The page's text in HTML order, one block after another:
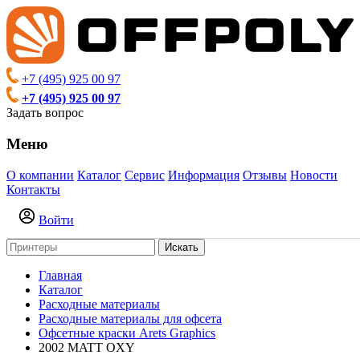
+7 (495) 925 00 97
+7 (495) 925 00 97
Задать вопрос
Меню
О компании Каталог Сервис Информация Отзывы Новости
Контакты
Войти
Искать
Главная
Каталог
Расходные материалы
Расходные материалы для офсета
Офсетные краски Arets Graphics
2002 MATT OXY